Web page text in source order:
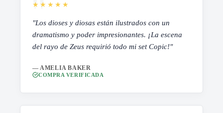
★★★★★
"Los dioses y diosas están ilustrados con un
dramatismo y poder impresionantes. ¡La escena
del rayo de Zeus requirió todo mi set Copic!"
— AMELIA BAKER
COMPRA VERIFICADA